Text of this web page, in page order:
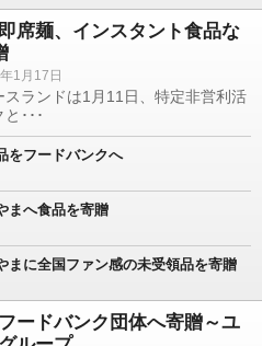
席麺、インスタント食品な
1月17日
ランドは1月11日、特定非営利活
･･･
をフードバンクへ
まへ食品を寄贈
まに全国ファン感の未受領品を寄贈
ードバンク団体へ寄贈～ユ